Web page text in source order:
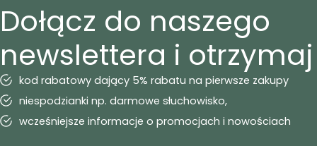
Dołącz do naszego
newslettera i otrzymaj
kod rabatowy dający 5% rabatu na pierwsze zakupy
niespodzianki np. darmowe słuchowisko,
wcześniejsze informacje o promocjach i nowościach